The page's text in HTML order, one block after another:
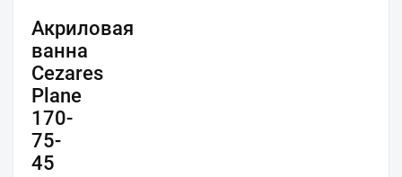
Акриловая
ванна
Cezares
Plane
170-
75-
45